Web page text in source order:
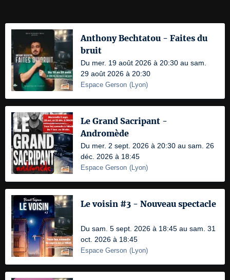
Anthony Bechtatou - Faites du
bruit
Du mer. 19 août 2026 à 20:30 au sam.
29 août 2026 à 20:30
Espace Gerson (Lyon)
Le Grand Sacripant -
Andromède
Du mer. 2 sept. 2026 à 20:30 au sam. 26
déc. 2026 à 18:45
Espace Gerson (Lyon)
Le voisin #3 - Nouveau spectacle
Du sam. 5 sept. 2026 à 18:45 au sam. 31
oct. 2026 à 18:45
Espace Gerson (Lyon)